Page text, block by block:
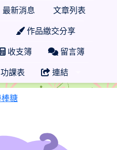
最新消息 文章列表
作品繳交分享
收支簿 留言簿
功課表 連結
113 學年度 五科棒棒糖